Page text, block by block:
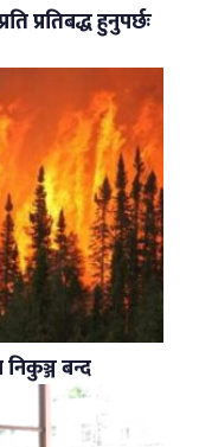
प्रतिबद्ध हुनुपर्छः
बन्द